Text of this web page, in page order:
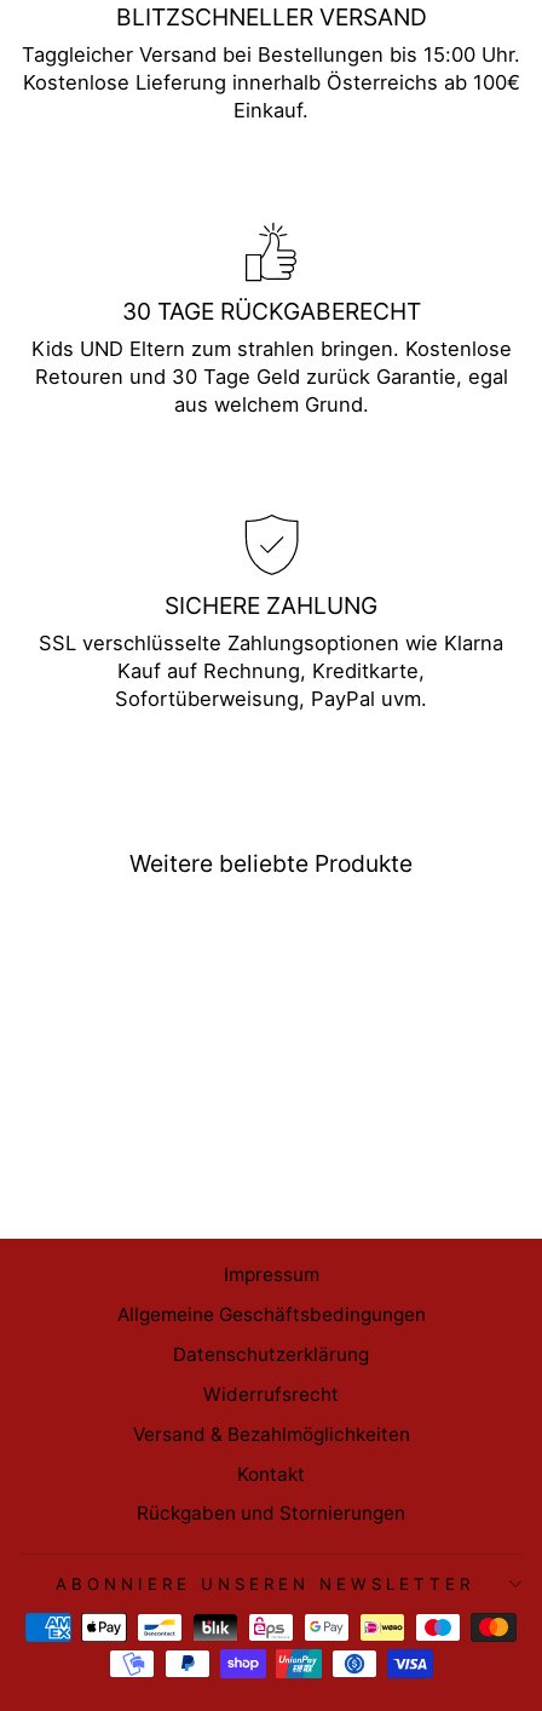
BLITZSCHNELLER VERSAND
Taggleicher Versand bei Bestellungen bis 15:00 Uhr.
Kostenlose Lieferung innerhalb Österreichs ab 100€
Einkauf.
30 TAGE RÜCKGABERECHT
Kids UND Eltern zum strahlen bringen. Kostenlose
Retouren und 30 Tage Geld zurück Garantie, egal
aus welchem Grund.
SICHERE ZAHLUNG
SSL verschlüsselte Zahlungsoptionen wie Klarna
Kauf auf Rechnung, Kreditkarte,
Sofortüberweisung, PayPal uvm.
Weitere beliebte Produkte
Impressum
Allgemeine Geschäftsbedingungen
Datenschutzerklärung
Widerrufsrecht
Versand & Bezahlmöglichkeiten
Kontakt
Rückgaben und Stornierungen
ABONNIERE UNSEREN NEWSLETTER